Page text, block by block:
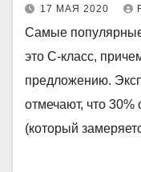
17 МАЯ 2020
Самые
это C-класс,
предложению.
отмечают, что
(который